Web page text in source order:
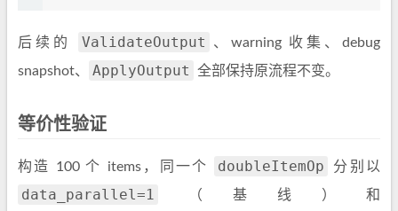
后续的 ValidateOutput
、warning 收集、debug
snapshot、
ApplyOutput 全部保持原流程不变。
等价性验证
构造 100 个 items，同一个 doubleItemOp 分别以
data_parallel=1 （基线）和